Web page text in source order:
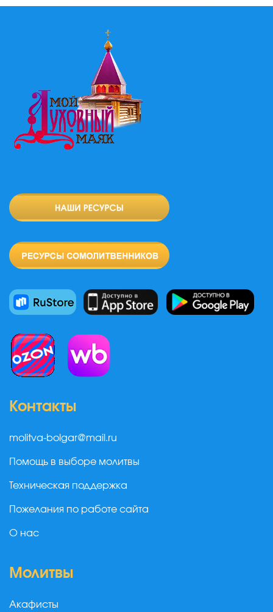
Контакты
molitva-bolgar@mail.ru
Помощь в выборе молитвы
Техническая поддержка
Пожелания по работе сайта
О нас
Молитвы
Акафисты